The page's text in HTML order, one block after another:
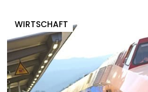
WIRTSCHAFT